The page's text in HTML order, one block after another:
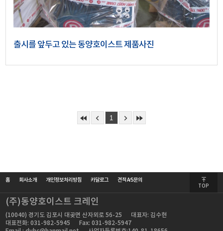
출시를 앞두고 있는 동양호이스트 제품사진
1
홈 회사소개 개인정보처리방침 카달로그
견적 A⁄S문의
TOP
(주)동양호이스트 크레인
(10040) 경기도 김포시 대곶면 산자뫼로 56-25
대표자: 김수현
대표전화: 031-982-5945
Fax: 031-982-5947